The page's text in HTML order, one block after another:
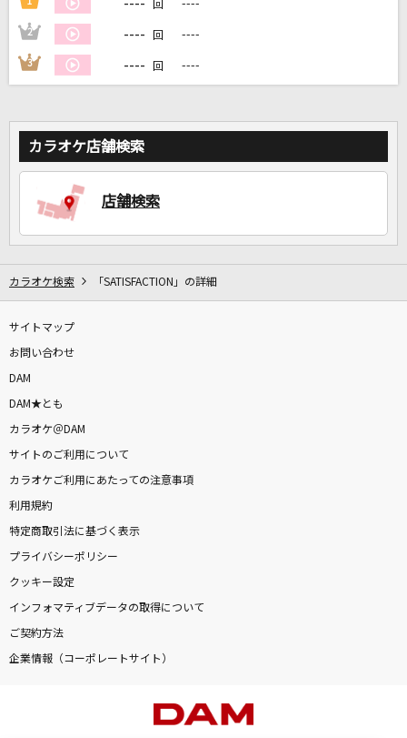
カラオケをもっと楽しもう！
家族や友達と一緒に！練習にも！
---- 回 ----
2 ---- 回 ----
3 ---- 回 ----
カラオケ店舗検索
店舗検索
カラオケ検索 「SATISFACTION」の詳細
サイトマップ
お問い合わせ
DAM
DAM★とも
カラオケ＠DAM
サイトのご利用について
カラオケご利用にあたっての注意事項
利用規約
特定商取引法に基づく表示
プライバシーポリシー
クッキー設定
インフォマティブデータの取得について
ご契約方法
企業情報（コーポレートサイト）